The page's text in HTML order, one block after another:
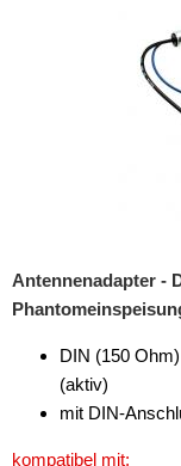
Antennenadapter -
DIN (150
(aktiv)
mit DIN-
kompatibel mit: